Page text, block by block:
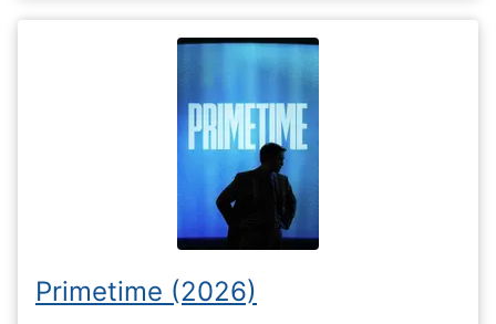
Primetime (2026)